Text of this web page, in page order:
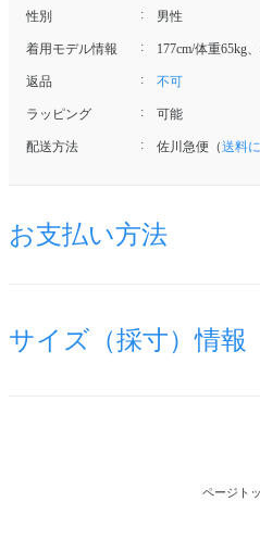
性別 男性
着用モデル情報 177cm/体重65kg
返品 不可
ラッピング 可能
配送方法 佐川急便（送料
お支払い方法
サイズ（採寸）情報
ページト